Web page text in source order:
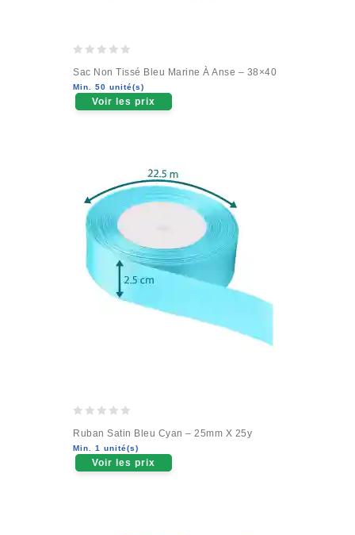
out
of
5
Sac Non Tissé Bleu Marine À Anse – 38×40
Min. 50 unité(s)
Voir les prix
out
of
5
Ruban Satin Bleu Cyan – 25mm X 25y
Min. 1 unité(s)
Voir les prix